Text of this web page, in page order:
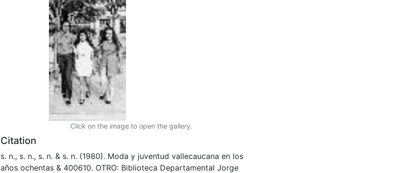
Click on the image to open the gallery.
Citation
s. n., s. n., s. n. & s. n. (1980). Moda y juventud vallecaucana en los
años ochentas & 400610. OTRO: Biblioteca Departamental Jorge